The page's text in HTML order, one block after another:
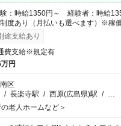
験：時給1350円～ 経験者：時給
度あり（月払いも選べます）※稼
支払いとなります。
途支給あり
費支給※規定有
円
区
/ 長楽寺駅 / 西原(広島県)駅 / …
の老人ホームなど＞